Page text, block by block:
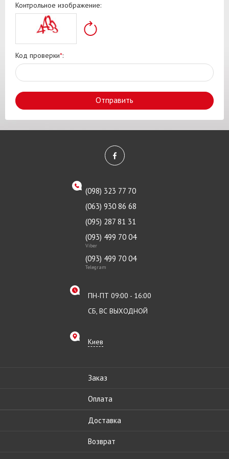
Контрольное изображение:
Код проверки*:
Отправить
(098) 323 77 70
(063) 930 86 68
(095) 287 81 31
(093) 499 70 04
Viber
(093) 499 70 04
Telegram
ПН-ПТ 09:00 - 16:00
СБ, ВС ВЫХОДНОЙ
Киев
Заказ
Оплата
Доставка
Возврат